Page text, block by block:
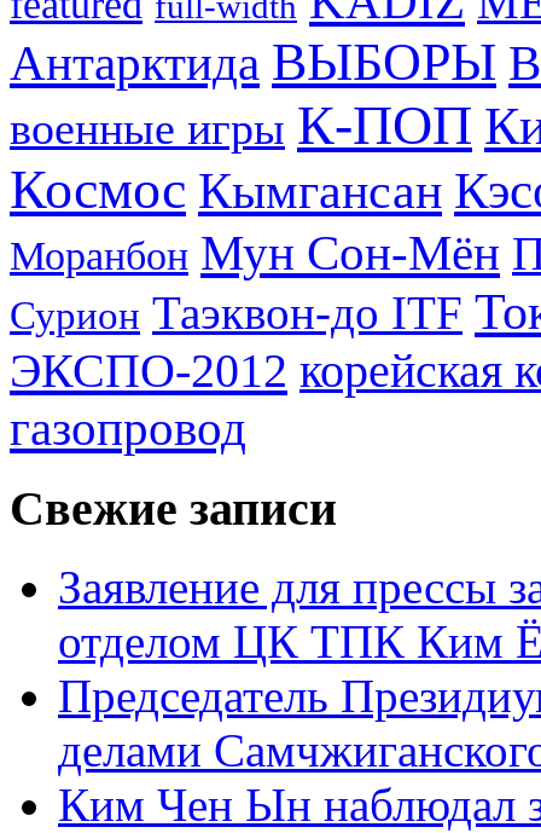
Антарктида ВЫБОРЫ
военные игры К-ПОП
Космос Кымгансан
Моранбон Мун Сон-Мён
Сурион Таэквон-до ITF
ЭКСПО-2012 корейская
газопровод
Свежие записи
Заявление для прессы
отделом ЦК ТПК Ким
Председатель
делами
Ким Чен Ын наблюдал